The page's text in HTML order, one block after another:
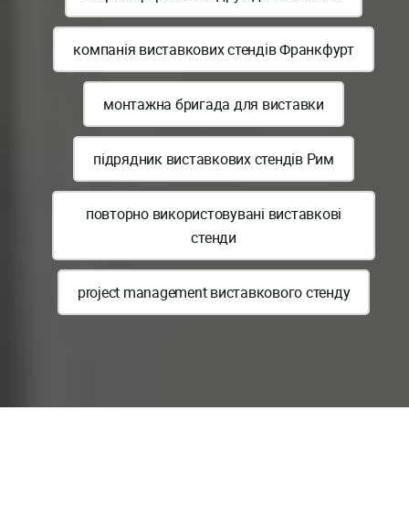
компанія виставкових стендів Франкфурт
монтажна бригада для виставки
підрядник виставкових стендів Рим
повторно використовувані виставкові
стенди
project management виставкового стенду